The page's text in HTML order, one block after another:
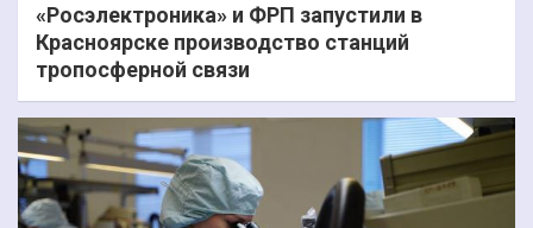
«Росэлектроника» и ФРП запустили в
Красноярске производство станций
тропосферной связи